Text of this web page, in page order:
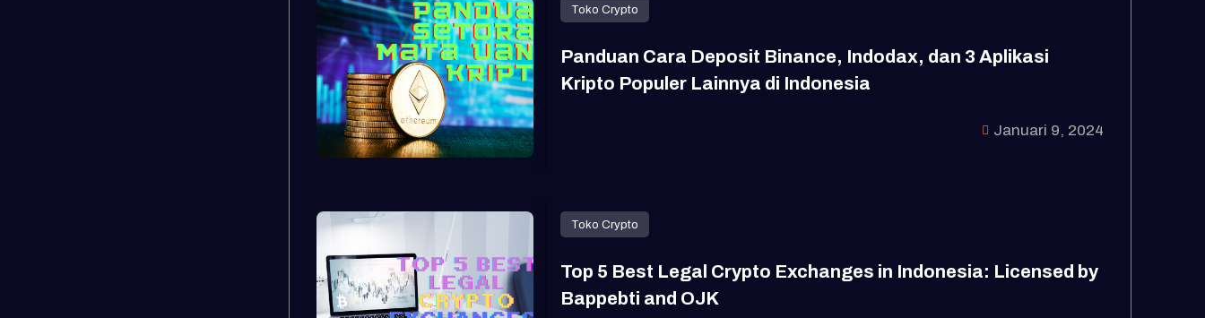
Toko Crypto
Panduan Cara Deposit Binance, Indodax, dan 3 Aplikasi
Kripto Populer Lainnya di Indonesia
Januari 9, 2024
Toko Crypto
Top 5 Best Legal Crypto Exchanges in Indonesia: Licensed by
Bappebti and OJK